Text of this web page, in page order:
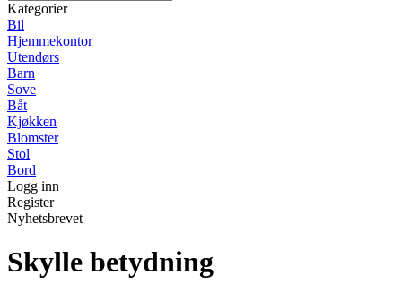
Kategorier
Bil
Hjemmekontor
Utendørs
Barn
Sove
Båt
Kjøkken
Blomster
Stol
Bord
Logg inn
Register
Nyhetsbrevet
Skylle betydning